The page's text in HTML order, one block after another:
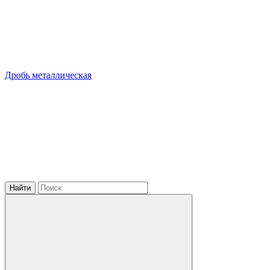
Дробь металлическая
Найти